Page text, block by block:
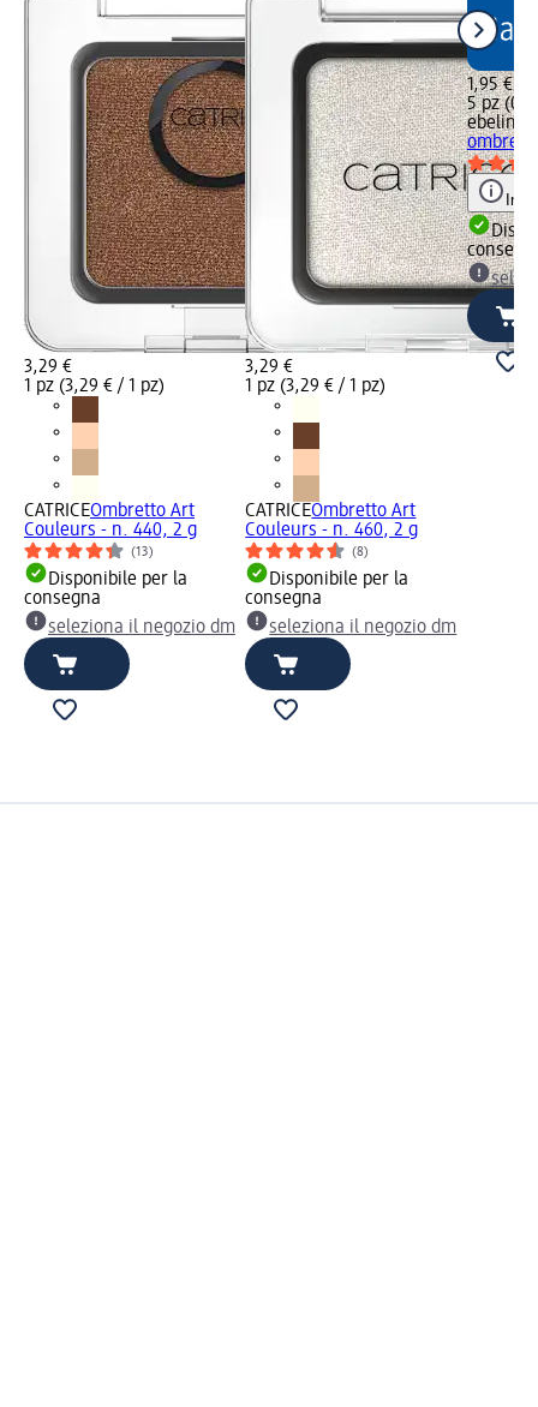
3,29 €
1 pz (3,29 € / 1 pz)
CATRICEOmbretto Art
Couleurs - n. 440, 2 g
(13)
Disponibile per la
consegna
seleziona il negozio dm
3,29 €
1 pz (3,29 € / 1 pz)
CATRICEOmbretto Art
Couleurs - n. 460, 2 g
(8)
Disponibile per la
consegna
seleziona il negozio dm
1,95 €
5 pz
ebelin